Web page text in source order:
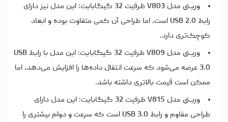
وریـتی مدل V803 ظرفیت 32 گیگابایت: این مدل نیز دارای
رابط USB 2.0 است، اما طراحی آن کمی متفاوت بوده و ابعاد
کوچک‌تری دارد.
وریـتی مدل V809 ظرفیت 32 گیگابایت: این مدل با رابط USB
3.0 عرضه می‌شود که سرعت انتقال داده‌ها را افزایش می‌دهد، اما
ممکن است قیمت بالاتری داشته باشد.
وریـتی مدل V815 ظرفیت 32 گیگابایت: این مدل دارای
طراحی مقاوم و رابط USB 3.0 است که سرعت و دوام بیشتری را